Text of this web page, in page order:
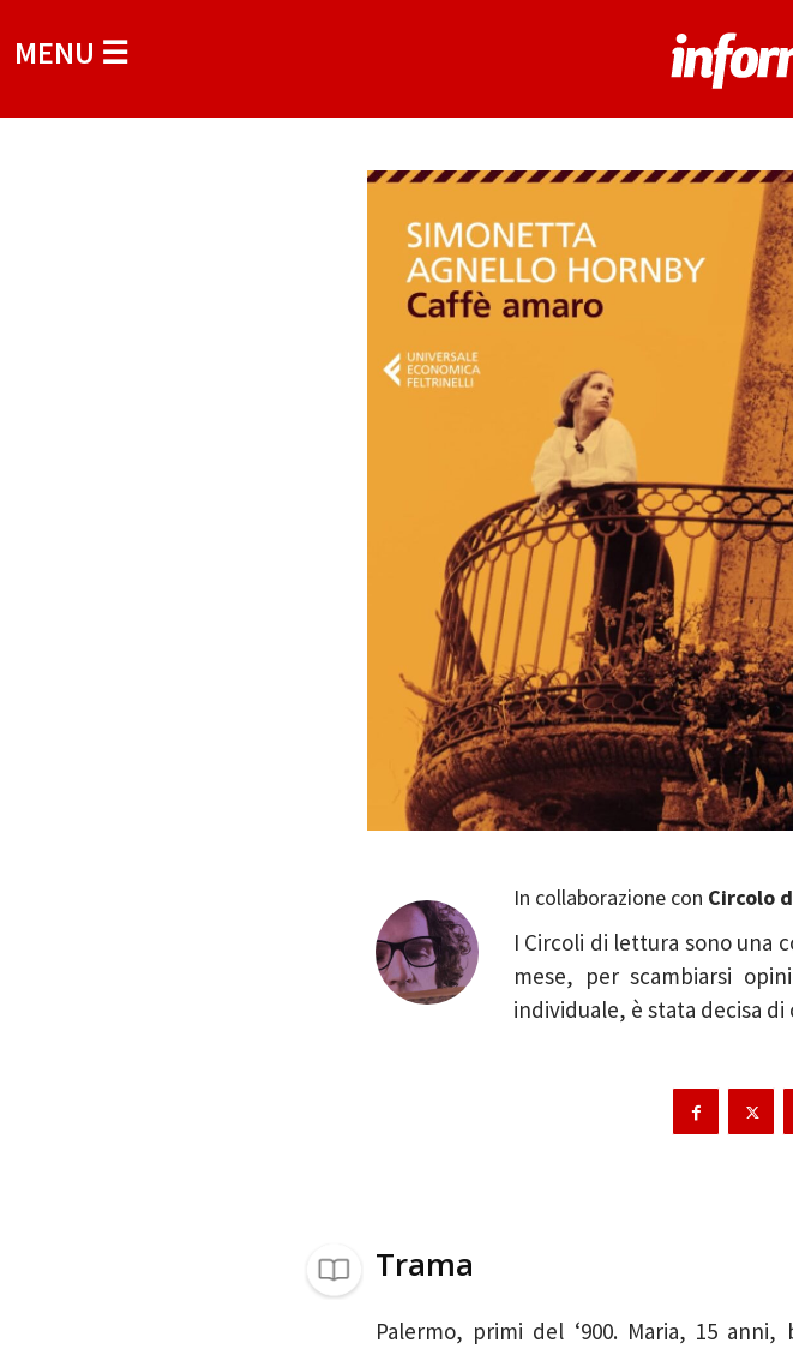
MENU ☰
In collaborazione con Circolo
I Circoli di lettura sono una
mese, per scambiarsi
individuale, è stata decisa
Trama
Palermo, primi del ‘900. Maria, 15